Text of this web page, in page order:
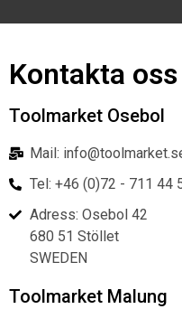
Kontakta oss
Toolmarket Osebol
Mail:
Tel: +46 (0)72 - 711 44
Adress: Osebol 42
680 51 Stöllet
SWEDEN
Toolmarket Malung